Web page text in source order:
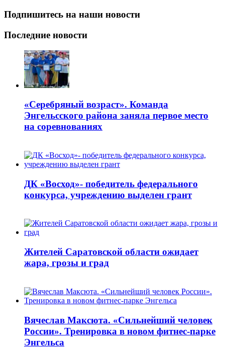
Подпишитесь на наши новости
Последние новости
«Серебряный возраст». Команда
Энгельсского района заняла первое место
на соревнованиях
ДК «Восход»- победитель федерального
конкурса, учреждению выделен грант
Жителей Саратовской области ожидает
жара, грозы и град
Вячеслав Максюта. «Сильнейший человек
России». Тренировка в новом фитнес-парке
Энгельса